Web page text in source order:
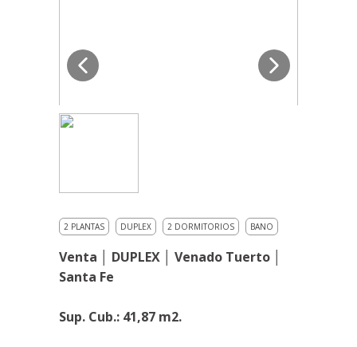
2 PLANTAS DUPLEX 2 DORMITORIOS BANO
Venta │ DUPLEX │ Venado Tuerto │
Santa Fe
Sup. Cub.: 41,87 m2.